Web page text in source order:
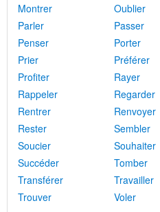
Montrer
Oublier
Parler
Passer
Penser
Porter
Prier
Préférer
Profiter
Rayer
Rappeler
Regarder
Rentrer
Renvoyer
Rester
Sembler
Soucier
Souhaiter
Succéder
Tomber
Transférer
Travailler
Trouver
Voler